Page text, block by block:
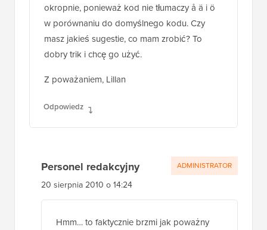
okropnie, ponieważ kod nie tłumaczy å ä i ö
w porównaniu do domyślnego kodu. Czy
masz jakieś sugestie, co mam zrobić? To
dobry trik i chcę go użyć.
Z poważaniem, Lillan
Odpowiedz
Personel redakcyjny
20 sierpnia 2010 o 14:24
Hmm… to faktycznie brzmi jak poważny
ADMINISTRATOR